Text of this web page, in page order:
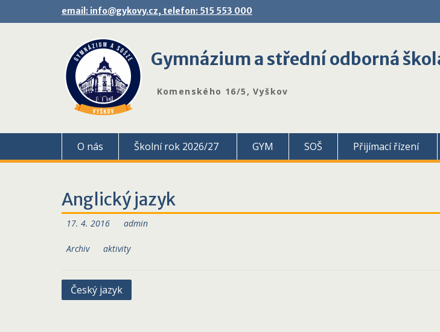
email: info@gykovy.cz, telefon: 515 553 000
Gymnázium a střední odborná
Komenského 16/5, Vyškov
O nás Školní rok 2026/27 GYM SOŠ Přijímací řízení
Anglický jazyk
17. 4. 2016 admin
Archiv aktivity
Navigace
Český jazyk